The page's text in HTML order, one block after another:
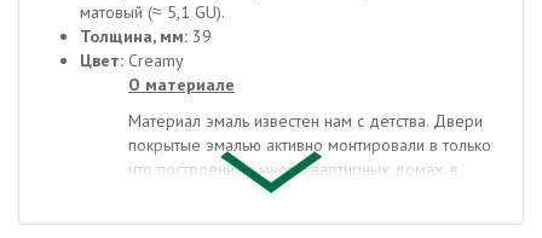
матовый (≈ 5,1 GU).
Толщина, мм: 39
Цвет: Creamy
О материале
Материал эмаль известен нам с детства. Двери
покрытые эмалью активно монтировали в только
что построенных многоквартирных домах, в
социальных учреждениях, школах и детских